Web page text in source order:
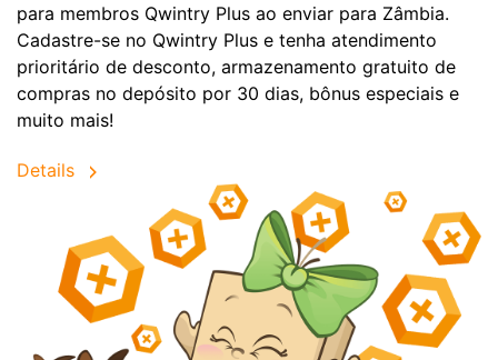
para membros Qwintry Plus ao enviar para Zâmbia.
Cadastre-se no Qwintry Plus e tenha atendimento
prioritário de desconto, armazenamento gratuito de
compras no depósito por 30 dias, bônus especiais e
muito mais!
Details